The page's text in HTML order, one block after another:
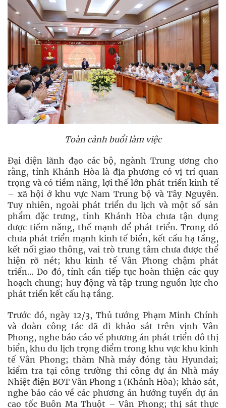
Toàn cảnh buổi làm việc
Đại diện lãnh đạo các bộ, ngành Trung ương cho
rằng, tỉnh Khánh Hòa là địa phương có vị trí quan
trọng và có tiềm năng, lợi thế lớn phát triển kinh tế
– xã hội ở khu vực Nam Trung bộ và Tây Nguyên.
Tuy nhiên, ngoài phát triển du lịch và một số sản
phẩm đặc trưng, tỉnh Khánh Hòa chưa tận dụng
được tiềm năng, thế mạnh để phát triển. Trong đó
chưa phát triển mạnh kinh tế biển, kết cấu hạ tầng,
kết nối giao thông, vai trò trung tâm chưa được thể
hiện rõ nét; khu kinh tế Vân Phong chậm phát
triển… Do đó, tỉnh cần tiếp tục hoàn thiện các quy
hoạch chung; huy động và tập trung nguồn lực cho
phát triển kết cấu hạ tầng.
Trước đó, ngày 12/3, Thủ tướng Phạm Minh Chính
và đoàn công tác đã đi khảo sát trên vịnh Vân
Phong, nghe báo cáo về phương án phát triển đô thị
biển, khu du lịch trọng điểm trong khu vực khu kinh
tế Vân Phong; thăm Nhà máy đóng tàu Hyundai;
kiểm tra tại công trường thi công dự án Nhà máy
Nhiệt điện BOT Vân Phong 1 (Khánh Hòa); khảo sát,
nghe báo cáo về các phương án hướng tuyến dự án
cao tốc Buôn Ma Thuột – Vân Phong; thị sát thực